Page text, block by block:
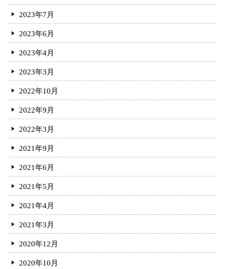
2023年7月
2023年6月
2023年4月
2023年3月
2022年10月
2022年9月
2022年3月
2021年9月
2021年6月
2021年5月
2021年4月
2021年3月
2020年12月
2020年10月